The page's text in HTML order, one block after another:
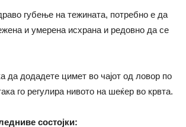
губење на тежината, потребно е да
и умерена исхрана и редовно да се
да додадете цимет во чајот од ловор по
го регулира нивото на шеќер во крвта.
состојки: